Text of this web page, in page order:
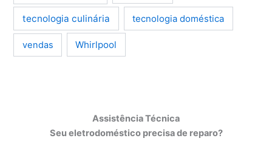
tecnologia culinária tecnologia doméstica
vendas Whirlpool
Assistência Técnica
Seu eletrodoméstico precisa de reparo?